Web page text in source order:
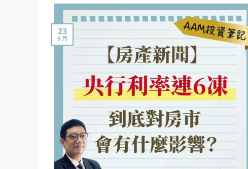
23
9 月